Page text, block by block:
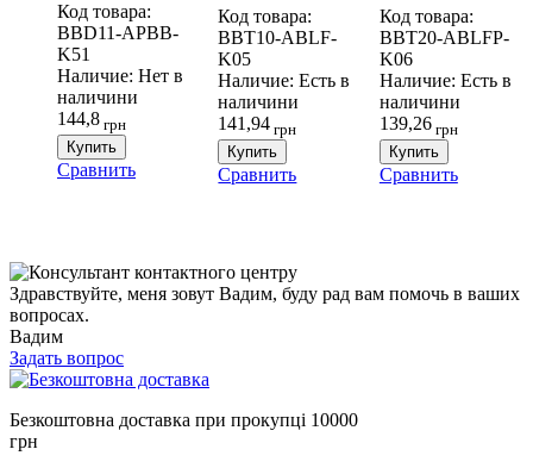
Код товара:
BBD11-APBB-
K51
Наличие: Нет в
наличини
144,8 грн
Купить
Сравнить
Код товара:
BBT10-ABLF-
K05
Наличие: Есть в
наличини
141,94 грн
Купить
Сравнить
Код товара:
BBT20-ABLFP-
K06
Наличие: Есть в
наличини
139,26грн
Купить
Сравнить
Здравствуйте, меня зовут Вадим, буду рад вам помочь в ваших
вопросах.
Вадим
Задать вопрос
Безкоштовна доставка при прокупці 10000
грн